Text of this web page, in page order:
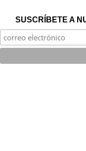
SUSCRÍBETE A